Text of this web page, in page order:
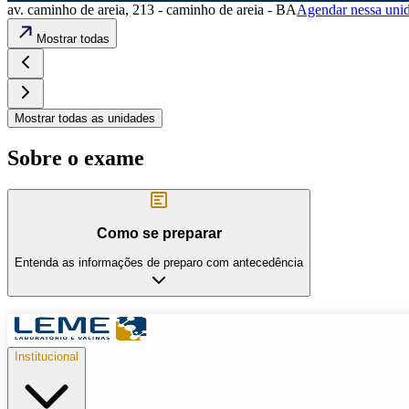
av. caminho de areia, 213 - caminho de areia - BAAgendar nessa
Mostrar todas
Mostrar todas as unidades
Sobre o exame
Como se preparar
Entenda as informações de preparo com antecedência
Institucional